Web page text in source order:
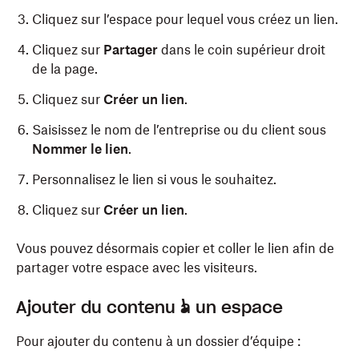
Cliquez sur l’espace pour lequel vous créez un lien.
Cliquez sur Partager dans le coin supérieur droit
de la page.
Cliquez sur Créer un lien.
Saisissez le nom de l’entreprise ou du client sous
Nommer le lien.
Personnalisez le lien si vous le souhaitez.
Cliquez sur Créer un lien.
Vous pouvez désormais copier et coller le lien afin de
partager votre espace avec les visiteurs.
Ajouter du contenu à un espace
Pour ajouter du contenu à un dossier d’équipe :